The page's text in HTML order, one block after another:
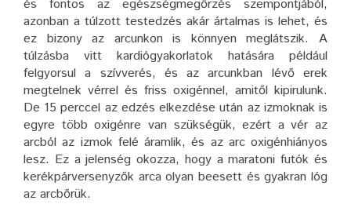
és fontos az egészségmegőrzés szempontjából,
azonban a túlzott testedzés akár ártalmas is lehet, és
ez bizony az arcunkon is könnyen meglátszik. A
túlzásba vitt kardiógyakorlatok hatására például
felgyorsul a szívverés, és az arcunkban lévő erek
megtelnek vérrel és friss oxigénnel, amitől kipirulunk.
De 15 perccel az edzés elkezdése után az izmoknak is
egyre több oxigénre van szükségük, ezért a vér az
arcból az izmok felé áramlik, és az arc oxigénhiányos
lesz. Ez a jelenség okozza, hogy a maratoni futók és
kerékpárversenyzők arca olyan beesett és gyakran lóg
az arcbőrük.